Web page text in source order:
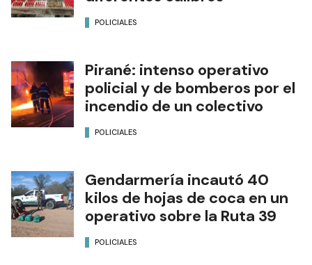
POLICIALES
Pirané: intenso operativo
policial y de bomberos por el
incendio de un colectivo
POLICIALES
Gendarmería incautó 40
kilos de hojas de coca en un
operativo sobre la Ruta 39
POLICIALES